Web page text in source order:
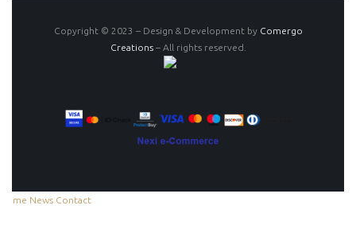
Copyright © 2023 – Design & Development by Comergo
Creations– All rights reserved.
Home News Contact